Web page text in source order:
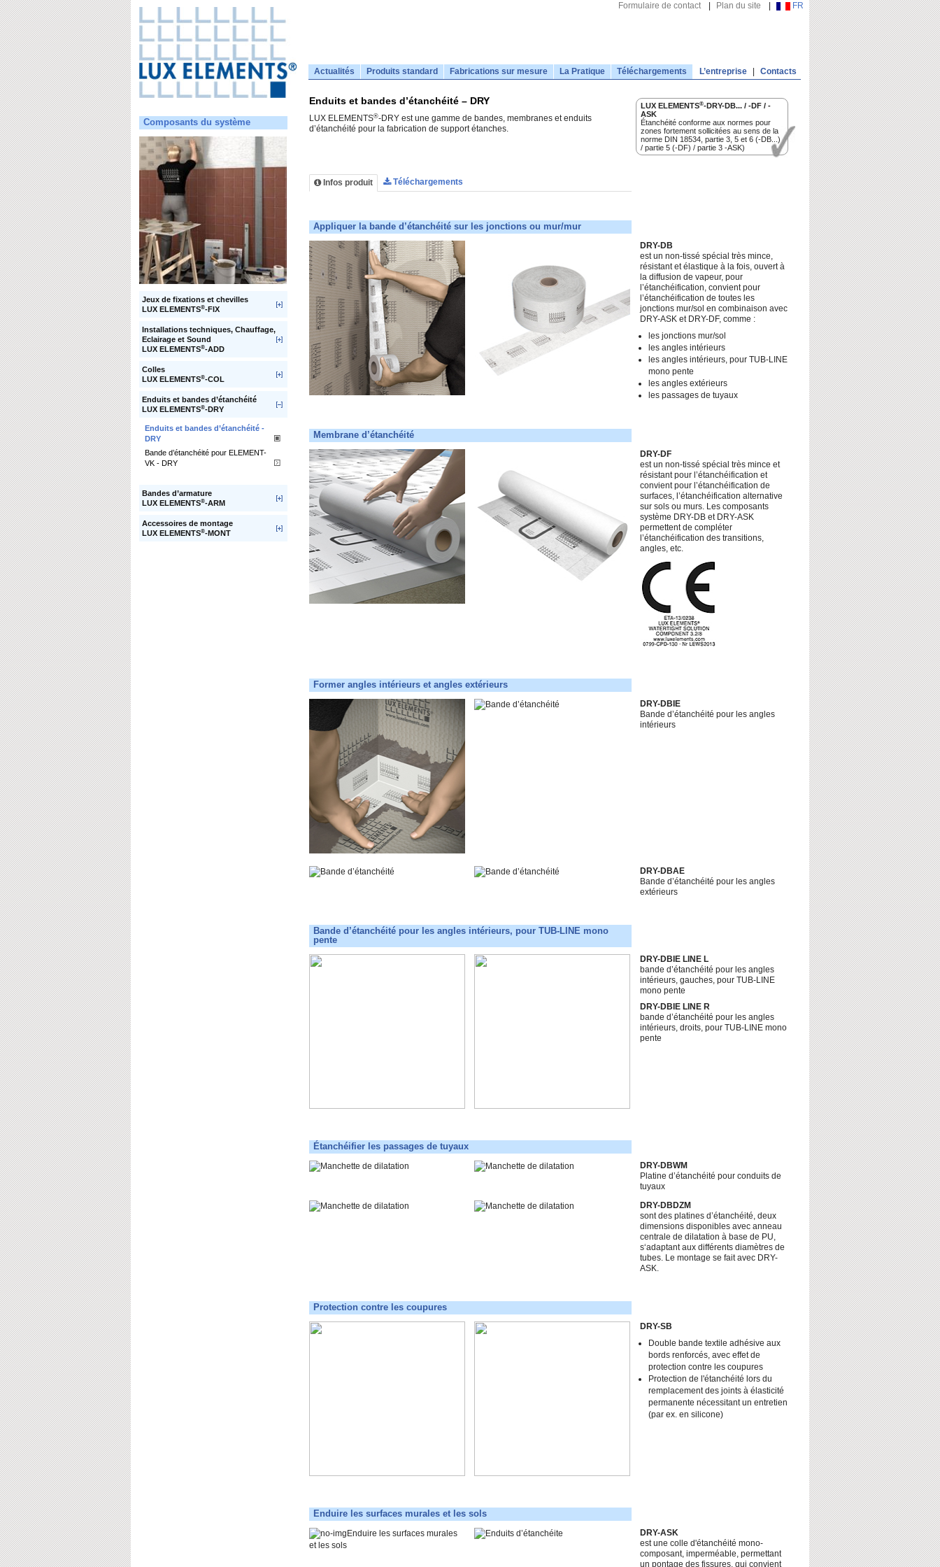
Formulaire de contact Plan du site FR
Actualités Produits standard Fabrications sur mesure La Pratique Téléchargements L’entreprise Contacts
Composants du système
Jeux de fixations et chevilles
LUX ELEMENTS®-FIX
Installations techniques, Chauffage,
Eclairage et Sound
LUX ELEMENTS®-ADD
Colles
LUX ELEMENTS®-COL
Enduits et bandes d’étanchéité
LUX ELEMENTS®-DRY
Enduits et bandes d’étanchéité -
DRY
Bande d’étanchéité pour ELEMENT-
VK - DRY
Bandes d’armature
LUX ELEMENTS®-ARM
Accessoires de montage
LUX ELEMENTS®-MONT
Enduits et bandes d’étanchéité – DRY
LUX ELEMENTS®-DRY est une gamme de bandes, membranes et enduits
d’étanchéité pour la fabrication de support étanches.
LUX ELEMENTS®-DRY-DB... / -DF / -
ASK
Étanchéité conforme aux normes pour
zones fortement sollicitées au sens de la
norme DIN 18534, partie 3, 5 et 6 (-DB...)
/ partie 5 (-DF) / partie 3 -ASK)
Infos produit Téléchargements
Appliquer la bande d’étanchéité sur les jonctions ou mur/mur
DRY-DB
est un non-tissé spécial très mince,
résistant et élastique à la fois, ouvert à
la diffusion de vapeur, pour
l’étanchéification, convient pour
l’étanchéification de toutes les
jonctions mur/sol en combinaison avec
DRY-ASK et DRY-DF, comme :
les jonctions mur/sol
les angles intérieurs
les angles intérieurs, pour TUB-LINE
mono pente
les angles extérieurs
les passages de tuyaux
Membrane d’étanchéité
DRY-DF
est un non-tissé spécial très mince et
résistant pour l’étanchéification et
convient pour l’étanchéification de
surfaces, l’étanchéification alternative
sur sols ou murs. Les composants
système DRY-DB et DRY-ASK
permettent de compléter
l’étanchéification des transitions,
angles, etc.
Former angles intérieurs et angles extérieurs
DRY-DBIE
Bande d’étanchéité pour les angles
intérieurs
DRY-DBAE
Bande d’étanchéité pour les angles
extérieurs
Bande d’étanchéité pour les angles intérieurs, pour TUB-LINE mono
pente
DRY-DBIE LINE L
bande d’étanchéité pour les angles
intérieurs, gauches, pour TUB-LINE
mono pente
DRY-DBIE LINE R
bande d’étanchéité pour les angles
intérieurs, droits, pour TUB-LINE mono
pente
Étanchéifier les passages de tuyaux
DRY-DBWM
Platine d’étanchéité pour conduits de
tuyaux
DRY-DBDZM
sont des platines d’étanchéité, deux
dimensions disponibles avec anneau
centrale de dilatation à base de PU,
s‘adaptant aux différents diamètres de
tubes. Le montage se fait avec DRY-
ASK.
Protection contre les coupures
DRY-SB
Double bande textile adhésive aux
bords renforcés, avec effet de
protection contre les coupures
Protection de l'étanchéité lors du
remplacement des joints à élasticité
permanente nécessitant un entretien
(par ex. en silicone)
Enduire les surfaces murales et les sols
DRY-ASK
est une colle d'étanchéité mono-
composant, imperméable, permettant
un pontage des fissures, qui convient